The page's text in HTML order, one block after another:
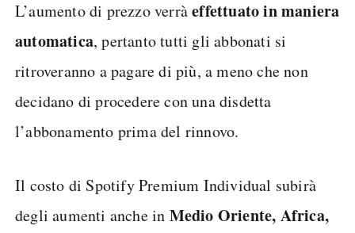
L’aumento di prezzo verràeffettuato in maniera
automatica, pertanto tutti gli abbonati si
ritroveranno a pagare di più, a meno che non
decidano di procedere con una disdetta
l’abbonamento prima del rinnovo.
Il costo di Spotify Premium Individual subirà
degli aumenti anche in Medio Oriente, Africa,